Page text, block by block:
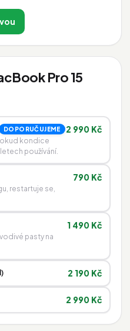
Pro 15
DOPORUČUJEME
kondice
používání.
2 990 Kč
restartuje se,
790 Kč
pasty na
1 490 Kč
2 190 Kč
2 990 Kč